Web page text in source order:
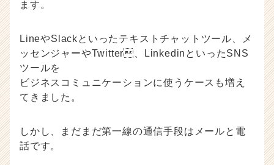
ス
カ
ト
就
ます。
LineやSlackといったテキストチャットツール、メ
ッセンジャーやTwitter、LinkedinといったSNS
ツールを
ビジネスコミュニケーションに使うケースも増え
てきました。
しかし、まだまだ第一線の通信手段はメールと電
話です。